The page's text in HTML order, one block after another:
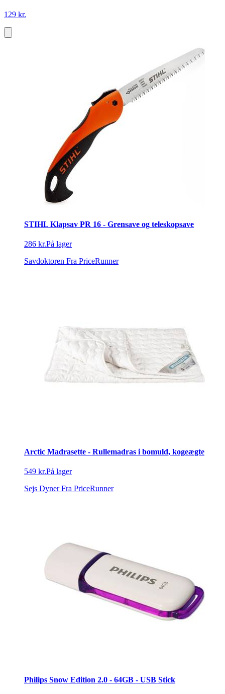
129 kr.
STIHL Klapsav PR 16 - Grensave og teleskopsave
286 kr.På lager
Savdoktoren Fra PriceRunner
Arctic Madrasette - Rullemadras i bomuld, kogeægte
549 kr.På lager
Sejs Dyner Fra PriceRunner
Philips Snow Edition 2.0 - 64GB - USB Stick